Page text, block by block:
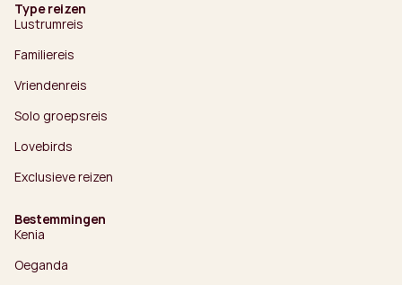
Type reizen
Lustrumreis
Familiereis
Vriendenreis
Solo groepsreis
Lovebirds
Exclusieve reizen
Bestemmingen
Kenia
Oeganda